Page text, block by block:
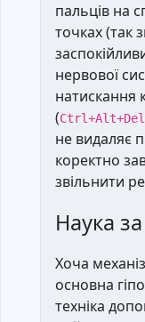
пальців на
точках (так
нервової
натискання
(Ctrl+Alt+Del
не видаляє
коректно
звільнити
Наука
Хоча
основна
техніка